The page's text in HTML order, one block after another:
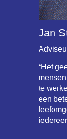
Jan
“Het
te
een